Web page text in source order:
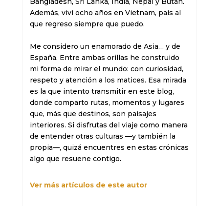
Además, viví ocho años en Vietnam, país al
que regreso siempre que puedo.
Me considero un enamorado de Asia… y de
España. Entre ambas orillas he construido
mi forma de mirar el mundo: con curiosidad,
respeto y atención a los matices. Esa mirada
es la que intento transmitir en este blog,
donde comparto rutas, momentos y lugares
que, más que destinos, son paisajes
interiores. Si disfrutas del viaje como manera
de entender otras culturas —y también la
propia—, quizá encuentres en estas crónicas
algo que resuene contigo.
Ver más artículos de este autor